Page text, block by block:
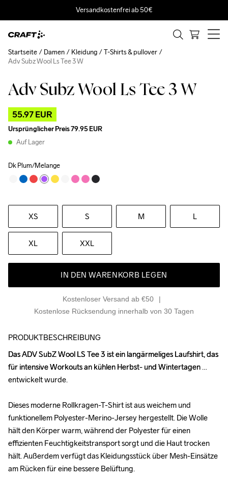
Versandkostenfrei ab 50€
Adv Subz Wool Ls Tee 3 W
55.97 EUR
Ursprünglicher Preis79.95 EUR
Auf Lager
Dk Plum/Melange
XS S M L
XL XXL
IN DEN WARENKORB LEGEN
Kostenloser Versand ab €50
Kostenlose Rücksendung innerhalb von 30 Tagen
Startseite Damen Kleidung
T-Shirts & pullover
Adv Subz Wool Ls Tee 3 W
Outlet
PRODUKTBESCHREIBUNG
Das ADV SubZ Wool LS Tee 3 ist ein langärmeliges Laufshirt, das
für intensive Workouts an kühlen Herbst- und Wintertagen
entwickelt wurde.
Dieses moderne Rollkragen-T-Shirt ist aus weichem und
funktionellem Polyester-Merino-Jersey hergestellt. Die Wolle
hält den Körper warm, während der Polyester für einen
effizienten Feuchtigkeitstransport sorgt und die Haut trocken
hält. Außerdem verfügt das Kleidungsstück über Mesh-Einsätze
am Rücken für eine bessere Belüftung.
Das ADV SubZ Wool LS Tee 3 ist ein langärmeliges Laufshirt, das
für intensive Workouts an kühlen Herbst- und Wintertagen
entwickelt wurde.
Dieses moderne Rollkragen-T-Shirt ist aus weichem und
funktionellem Polyester-Merino-Jersey hergestellt. Die Wolle
hält den Körper warm, während der Polyester für einen
effizienten Feuchtigkeitstransport sorgt und die Haut trocken
hält. Außerdem verfügt das Kleidungsstück über Mesh-Einsätze
am Rücken für eine bessere Belüftung.